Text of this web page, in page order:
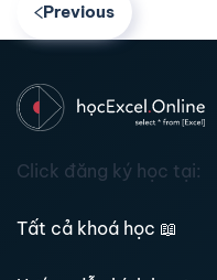
Previous
Click đăng ký học tại:
Tất cả khoá học 📖